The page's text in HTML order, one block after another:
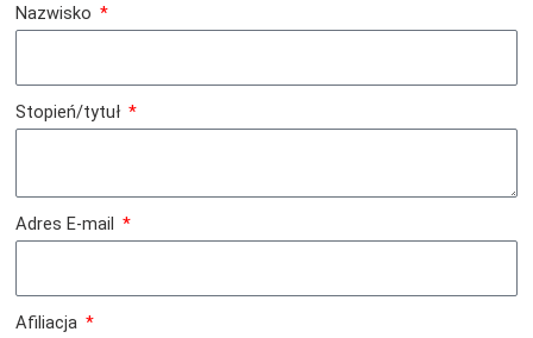
Nazwisko
Stopień/tytuł
Adres E-mail
Afiliacja